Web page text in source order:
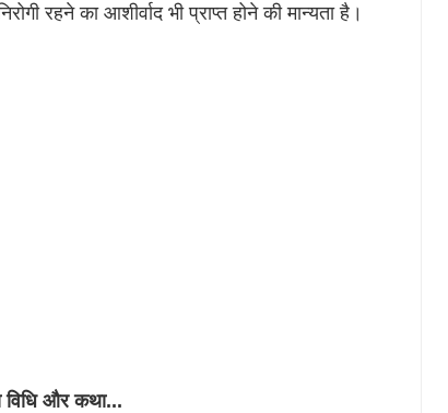
रहने का आशीर्वाद भी प्राप्त होने की मान्यता है।
विधि और कथा...